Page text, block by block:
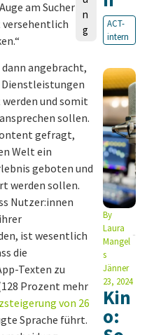
am Sucher
versehentlich
angebracht,
Dienstleistungen
und somit
sollen.
gefragt,
Welt ein
geboten und
werden sollen.
Nutzer:innen
ist wesentlich
die
Texten zu
Prozent mehr
von 26
Sprache führt.
n
g
ACT-
intern
By
Laura
Mangel
s
Jänner
23, 2024
Kin
o: